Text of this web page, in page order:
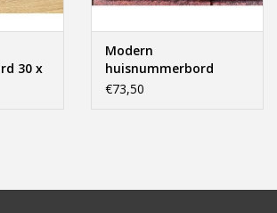
30 x
laser
Modern
huisnummerbord
vierkant laser
€73,50